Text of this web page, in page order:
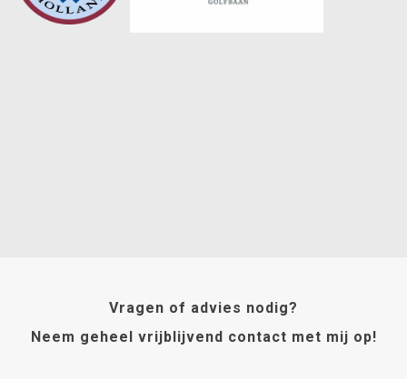
Vragen of advies nodig?
Neem geheel vrijblijvend contact met mij op!